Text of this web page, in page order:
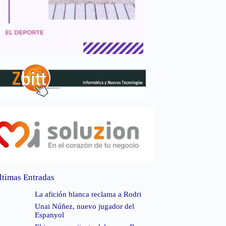
Entradas
La afición blanca reclama a Rodri
Unai Núñez, nuevo jugador del
Espanyol